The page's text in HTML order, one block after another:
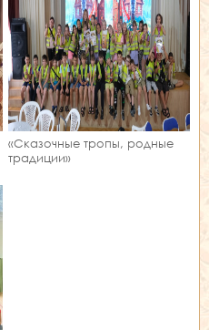
«Сказочные тропы, родные
традиции»